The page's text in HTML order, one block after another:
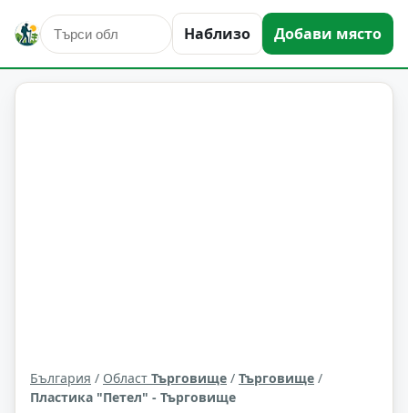
Наблизо Добави място
култура и изкуство Търговище Област: Търговище
България / Област Търговище / Търговище /
Пластика "Петел" - Търговище